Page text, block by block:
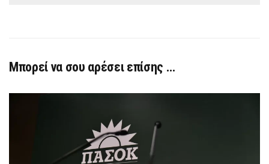
Μπορεί να σου αρέσει επίσης …